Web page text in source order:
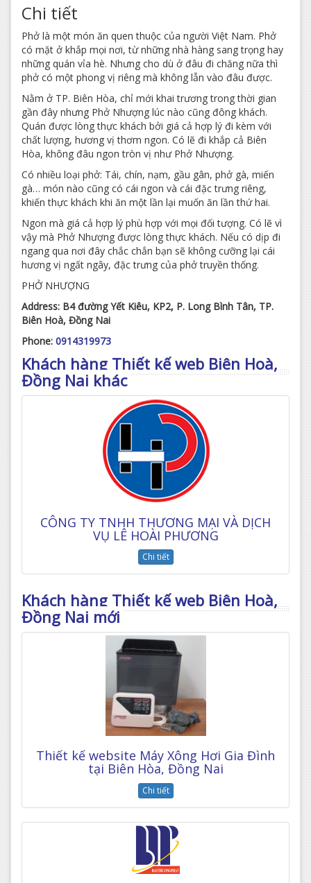
Chi tiết
Phở là một món ăn quen thuộc của người Việt Nam. Phở
có mặt ở khắp mọi nơi, từ những nhà hàng sang trọng hay
những quán vỉa hè. Nhưng cho dù ở đâu đi chăng nữa thì
phở có một phong vị riêng mà không lẫn vào đâu được.
Nằm ở TP. Biên Hòa, chỉ mới khai trương trong thời gian
gần đây nhưng Phở Nhượng lúc nào cũng đông khách.
Quán được lòng thực khách bởi giá cả hợp lý đi kèm với
chất lượng, hương vị thơm ngon. Có lẽ đi khắp cả Biên
Hòa, không đâu ngon tròn vị như Phở Nhượng.
Có nhiều loại phở: Tái, chín, nạm, gầu gân, phở gà, miến
gà… món nào cũng có cái ngon và cái đặc trưng riêng,
khiến thực khách khi ăn một lần lại muốn ăn lần thứ hai.
Ngon mà giá cả hợp lý phù hợp với mọi đối tượng. Có lẽ vì
vậy mà Phở Nhượng được lòng thực khách. Nếu có dịp đi
ngang qua nơi đây chắc chắn bạn sẽ không cưỡng lại cái
hương vị ngất ngây, đặc trưng của phở truyền thống.
PHỞ NHƯỢNG
Address: B4 đường Yết Kiêu, KP2, P. Long Bình Tân, TP.
Biên Hoà, Đồng Nai
Phone: 0914319973
Khách hàng Thiết kế web Biên Hoà,
Đồng Nai khác
CÔNG TY TNHH THƯƠNG MẠI VÀ DỊCH
VỤ LÊ HOÀI PHƯƠNG
Chi tiết
Khách hàng Thiết kế web Biên Hoà,
Đồng Nai mới
Thiết kế website Máy Xông Hơi Gia Đình
tại Biên Hòa, Đồng Nai
Chi tiết